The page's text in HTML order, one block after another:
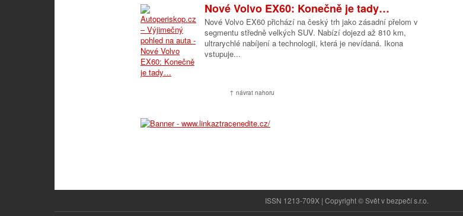
Nové Volvo EX60: Konečně je tady…
Nové Volvo EX60 přichází na český trh jako zásadní přelom v
segmentu středně velkých SUV. Nabízí dojezd až 810 km,
ultrarychlé nabíjení a technologii, která je nevídaná. Ikona
vstupuje...
↑ návrat nahoru
ISSN 1213-709X | Copyright © Svět v bezpečí s.r.o.